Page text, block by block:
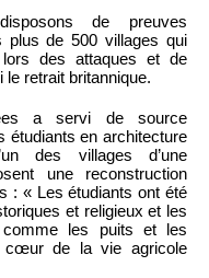
de preuves
plus de 500 villages qui
des attaques et de
le retrait britannique.
a servi de source
étudiants en architecture
des villages d’une
une reconstruction
: « Les étudiants ont été
et religieux et les
comme les puits et les
cœur de la vie agricole